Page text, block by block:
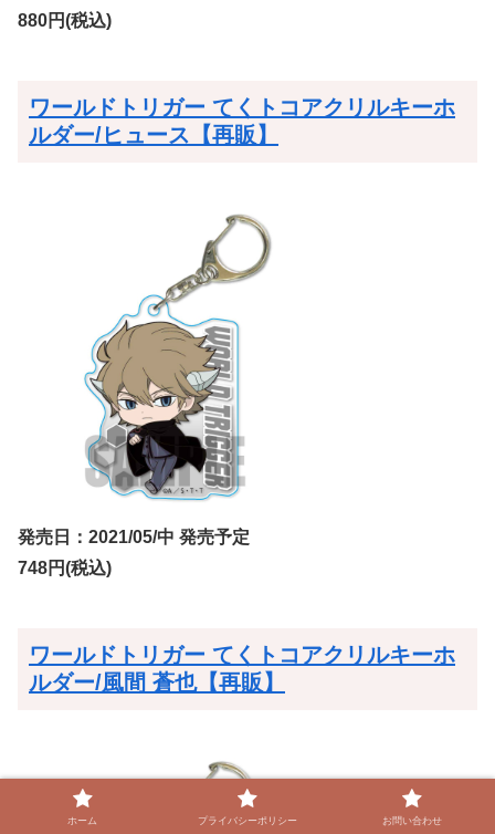
880円(税込)
ワールドトリガー てくトコアクリルキーホ
ルダー/ヒュース【再販】
発売日：2021/05/中 発売予定
748円(税込)
ワールドトリガー てくトコアクリルキーホ
ルダー/風間 蒼也【再販】
ホーム プライバシーポリシー お問い合わせ